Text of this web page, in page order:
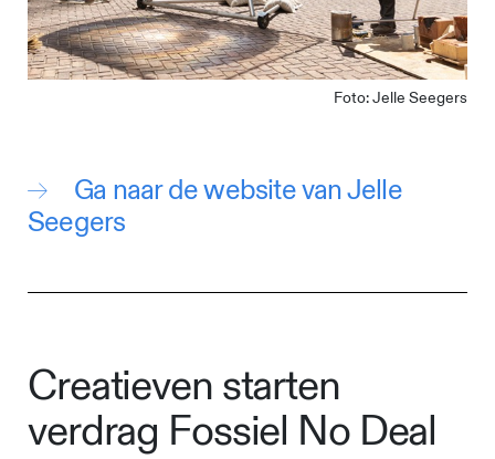
Foto: Jelle Seegers
Ga naar de website van Jelle
Seegers
Creatieven starten
verdrag Fossiel No Deal